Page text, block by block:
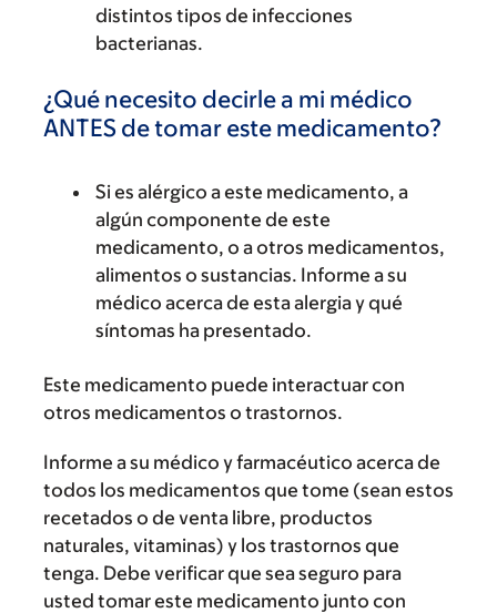
distintos tipos de infecciones
bacterianas.
¿Qué necesito decirle a mi médico
ANTES de tomar este medicamento?
Si es alérgico a este medicamento, a
algún componente de este
medicamento, o a otros medicamentos,
alimentos o sustancias. Informe a su
médico acerca de esta alergia y qué
síntomas ha presentado.
Este medicamento puede interactuar con
otros medicamentos o trastornos.
Informe a su médico y farmacéutico acerca de
todos los medicamentos que tome (sean estos
recetados o de venta libre, productos
naturales, vitaminas) y los trastornos que
tenga. Debe verificar que sea seguro para
usted tomar este medicamento junto con